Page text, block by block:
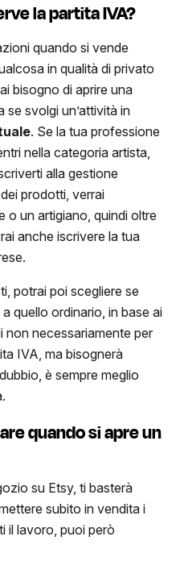
la partita IVA?
quando si vende
in qualità di privato
bisogno di aprire una
svolgi un’attività in
. Se la tua professione
nella categoria artista,
alla gestione
prodotti, verrai
o un artigiano, quindi oltre
anche iscrivere la tua
potrai poi scegliere se
quello ordinario, in base ai
non necessariamente per
IVA, ma bisognerà
è sempre meglio
quando si apre un
su Etsy, ti basterà
subito in vendita i
il lavoro, puoi però